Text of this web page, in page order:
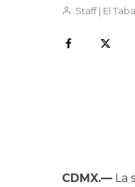
Staff | El
CDMX.— La